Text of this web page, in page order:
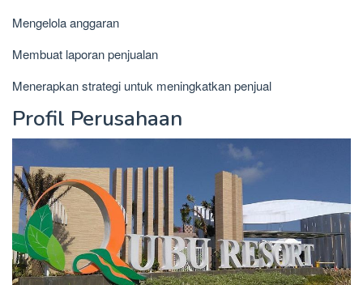
Mengelola anggaran
Membuat laporan penjualan
Menerapkan strategi untuk meningkatkan penjual
Profil Perusahaan